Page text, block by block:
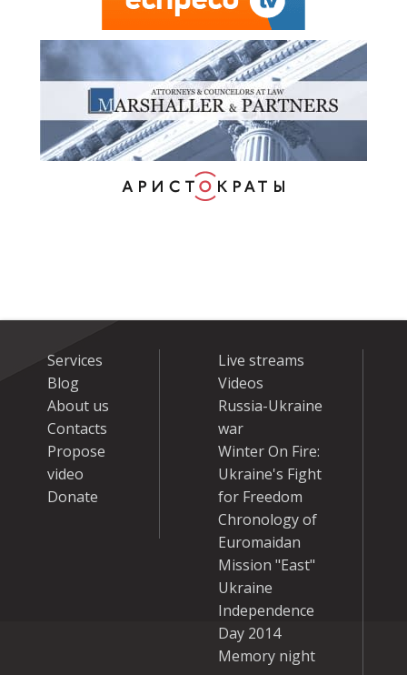
Services
Blog
About us
Contacts
Propose
video
Donate
Live streams
Videos
Russia-Ukraine
war
Winter On Fire:
Ukraine's Fight
for Freedom
Chronology of
Euromaidan
Mission "East"
Ukraine
Independence
Day 2014
Memory night